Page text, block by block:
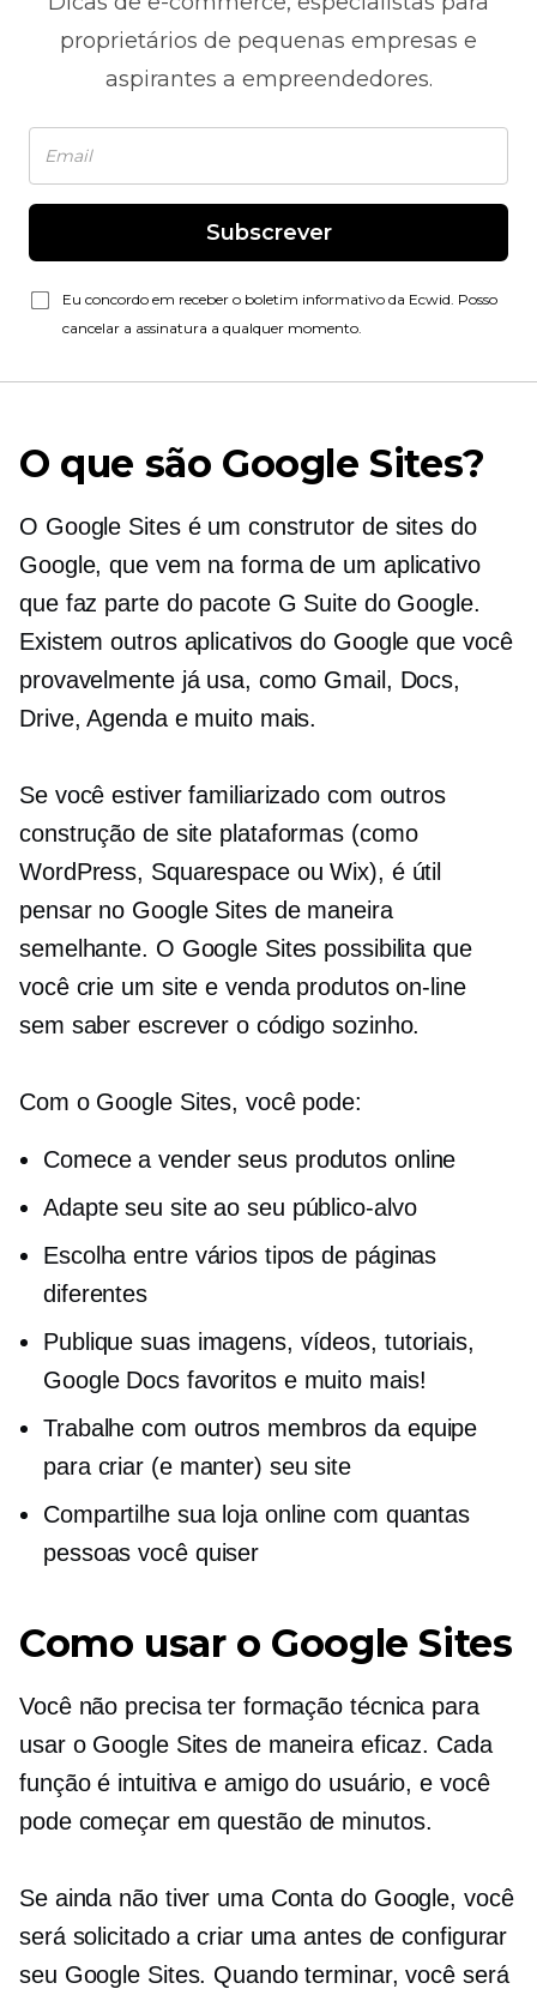
proprietários de pequenas empresas e
aspirantes a empreendedores.
Subscrever
Eu concordo em receber o boletim informativo da Ecwid. Posso
cancelar a assinatura a qualquer momento.
O que são Google Sites?
O Google Sites é um construtor de sites do
Google, que vem na forma de um aplicativo
que faz parte do pacote G Suite do Google.
Existem outros aplicativos do Google que você
provavelmente já usa, como Gmail, Docs,
Drive, Agenda e muito mais.
Se você estiver familiarizado com outros
construção de site plataformas (como
WordPress, Squarespace ou Wix), é útil
pensar no Google Sites de maneira
semelhante. O Google Sites possibilita que
você crie um site e venda produtos on-line
sem saber escrever o código sozinho.
Com o Google Sites, você pode:
Comece a vender seus produtos online
Adapte seu site ao seu público-alvo
Escolha entre vários tipos de páginas
diferentes
Publique suas imagens, vídeos, tutoriais,
Google Docs favoritos e muito mais!
Trabalhe com outros membros da equipe
para criar (e manter) seu site
Compartilhe sua loja online com quantas
pessoas você quiser
Como usar o Google Sites
Você não precisa ter formação técnica para
usar o Google Sites de maneira eficaz. Cada
função é intuitiva e amigo do usuário, e você
pode começar em questão de minutos.
Se ainda não tiver uma Conta do Google, você
será solicitado a criar uma antes de configurar
seu Google Sites. Quando terminar, você será